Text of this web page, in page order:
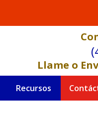
Llame o
Recursos